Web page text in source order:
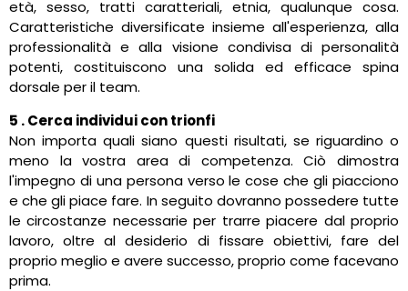
età, sesso, tratti caratteriali, etnia, qualunque cosa.
Caratteristiche diversificate insieme all'esperienza, alla
professionalità e alla visione condivisa di personalità
potenti, costituiscono una solida ed efficace spina
dorsale per il team.
5 . Cerca individui con trionfi
Non importa quali siano questi risultati, se riguardino o
meno la vostra area di competenza. Ciò dimostra
l'impegno di una persona verso le cose che gli piacciono
e che gli piace fare. In seguito dovranno possedere tutte
le circostanze necessarie per trarre piacere dal proprio
lavoro, oltre al desiderio di fissare obiettivi, fare del
proprio meglio e avere successo, proprio come facevano
prima.